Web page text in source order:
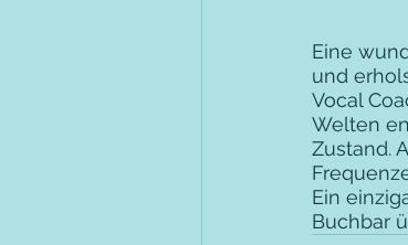
Eine
und
Vocal
Welten
Zustand.
Ein
Buchbar